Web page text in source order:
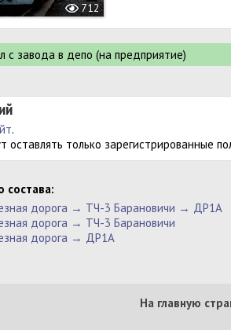
712
c завода в депо (на предприятие)
.
оставлять только зарегистрированные
состава:
дорога → ТЧ-3 Барановичи → ДР1А
дорога → ТЧ-3 Барановичи
дорога → ДР1А
На главную